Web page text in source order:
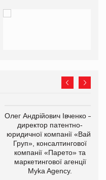
Олег Андрійович Івченко —
директор патентно-
юридичної компанії «Вайз
Груп», консалтингової
компанії «Парето» та
маркетингової агенції
Myka Agency.